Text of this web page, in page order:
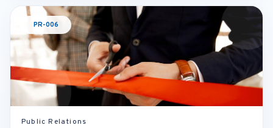
PR-006
Public Relations